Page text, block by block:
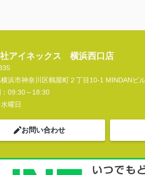
アイネックス 横浜西口店
浜市神奈川区鶴屋町２丁目10-1 MINDANビ
09:30～18:30
水曜日
お問い合わせ